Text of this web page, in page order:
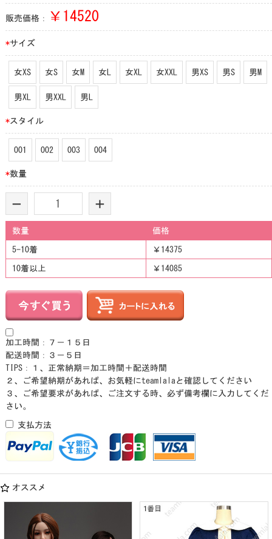
販売価格： ￥ 14520
*サイズ
女XS 女S 女M 女L 女XL 女XXL 男XS 男S 男M
男XL 男XXL 男L
*スタイル
001 002 003 004
*数量
- +
数量 価格
5-10着 ￥14375
10着以上 ￥14085
加工時間：７－１５日
配送時間：３－５日
TIPS：１、正常納期＝加工時間＋配送時間
２、ご希望納期があれば、お気軽にteamlalaと確認してください
３、ご希望要求があれば、ご注文する時、必ず備考欄に入力してくだ
さい。
支払方法
オススメ